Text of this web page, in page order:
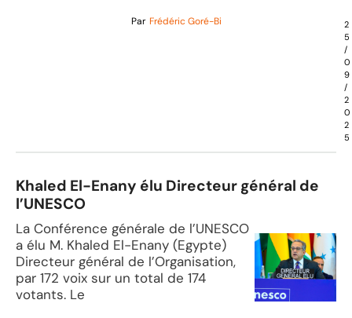
Par Frédéric Goré-Bi
2
5
/
0
9
/
2
0
2
5
Khaled El-Enany élu Directeur général de
l’UNESCO
La Conférence générale de l’UNESCO
a élu M. Khaled El-Enany (Egypte)
Directeur général de l’Organisation,
par 172 voix sur un total de 174
votants. Le